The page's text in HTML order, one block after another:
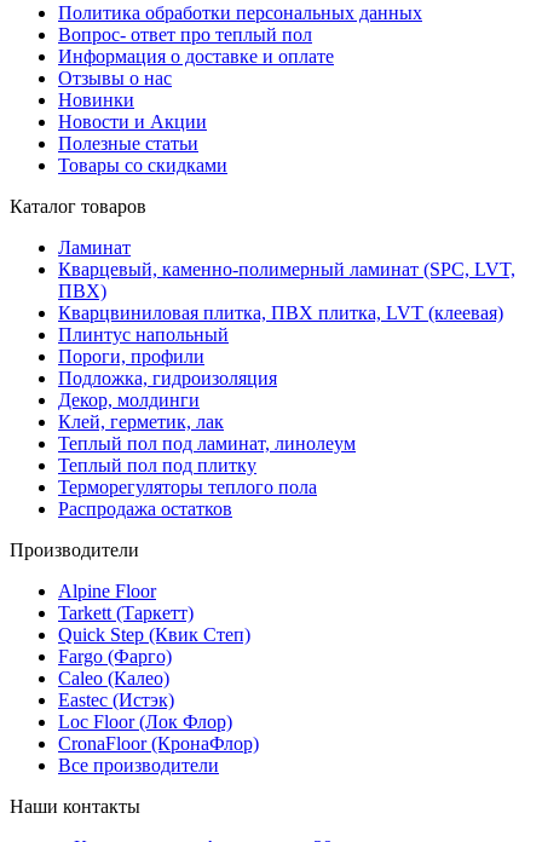
Политика обработки персональных данных
Вопрос- ответ про теплый пол
Информация о доставке и оплате
Отзывы о нас
Новинки
Новости и Акции
Полезные статьи
Товары со скидками
Каталог товаров
Ламинат
Кварцевый, каменно-полимерный ламинат (SPC, LVT,
ПВХ)
Кварцвиниловая плитка, ПВХ плитка, LVT (клеевая)
Плинтус напольный
Пороги, профили
Подложка, гидроизоляция
Декор, молдинги
Клей, герметик, лак
Теплый пол под ламинат, линолеум
Теплый пол под плитку
Терморегуляторы теплого пола
Распродажа остатков
Производители
Alpine Floor
Tarkett (Таркетт)
Quick Step (Квик Степ)
Fargo (Фарго)
Caleo (Калео)
Eastec (Истэк)
Loc Floor (Лок Флор)
CronaFloor (КронаФлор)
Все производители
Наши контакты